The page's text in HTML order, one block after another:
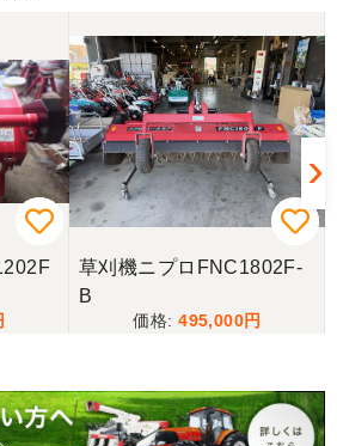
草刈機ニプロFNC1802F-
B
495,000